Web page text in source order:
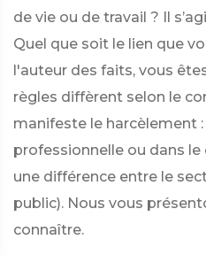
de vie ou de travail ? Il
Quel que soit le lien que
l'auteur des faits, vous
règles diffèrent selon le
manifeste le harcèlement
professionnelle ou dans le
une différence entre le
public). Nous vous
connaître.